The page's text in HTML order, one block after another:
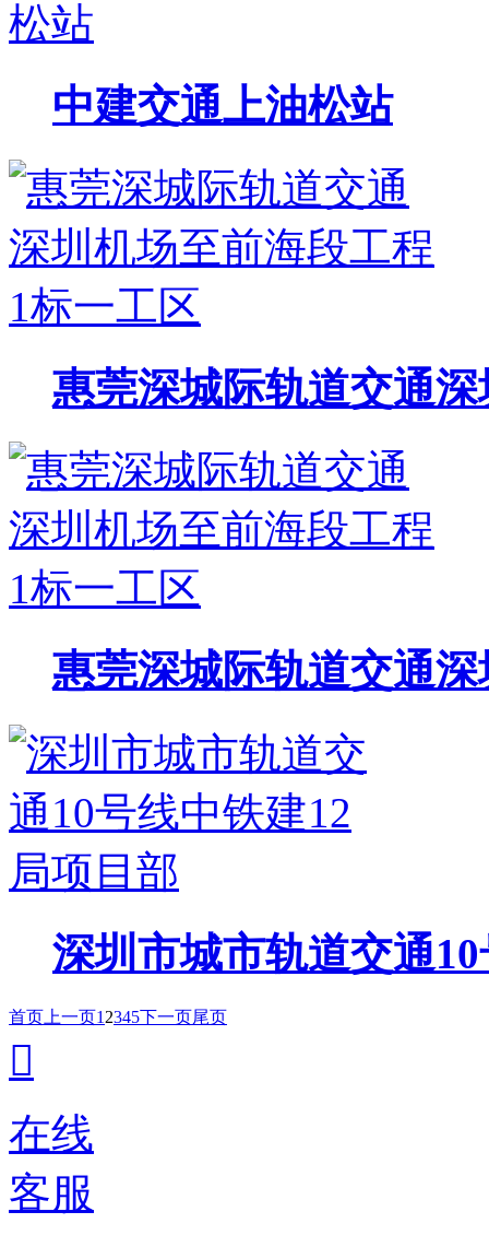
中建交通上油松站
惠莞深城际轨道交通
惠莞深城际轨道交通
深圳市城市轨道交通
首页 上一页1 2345下一页尾页

在线
客服